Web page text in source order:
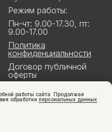
работы сайта. Продолжая
обработки персональных данных
Режим работы:
Пн-чт: 9.00-17.30, пт:
9.00-17.00
Политика
конфиденциальности
Договор публичной
оферты